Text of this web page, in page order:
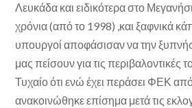
Λευκάδα και ειδικότερα στο
χρόνια (από το 1998) ,και ξαφνικά
υπουργοί αποφάσισαν να την
μας πείσουν για τις περιβαλοντικές
Τυχαίο ότι ενώ έχει περάσει ΦΕΚ
ανακοινώθηκε επίσημα μετά τις